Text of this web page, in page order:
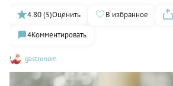
gastronom
4.80 (5)Оценить В избранное
4Комментировать